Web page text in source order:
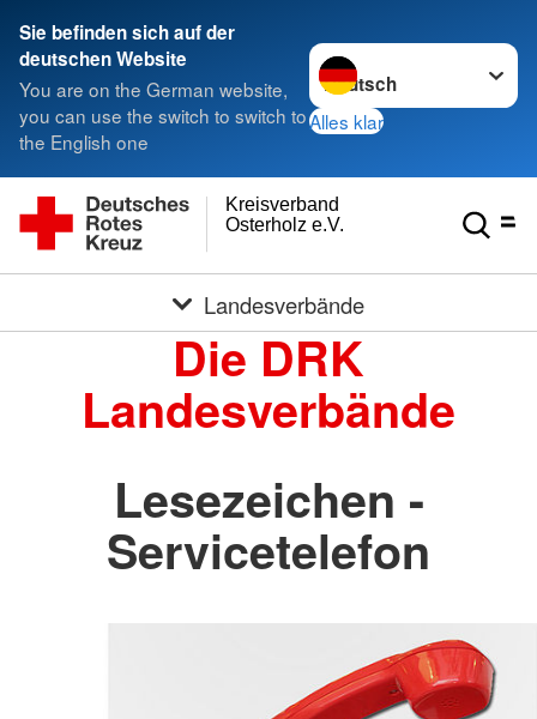
Sie befinden sich auf der
deutschen Website
You are on the German website,
you can use the switch to switch to
the English one
Sprache wechseln zu
Alles klar
Osterholz e.V.
Kreisverband
Landesverbände
Die DRK
Landesverbände
Lesezeichen -
Servicetelefon